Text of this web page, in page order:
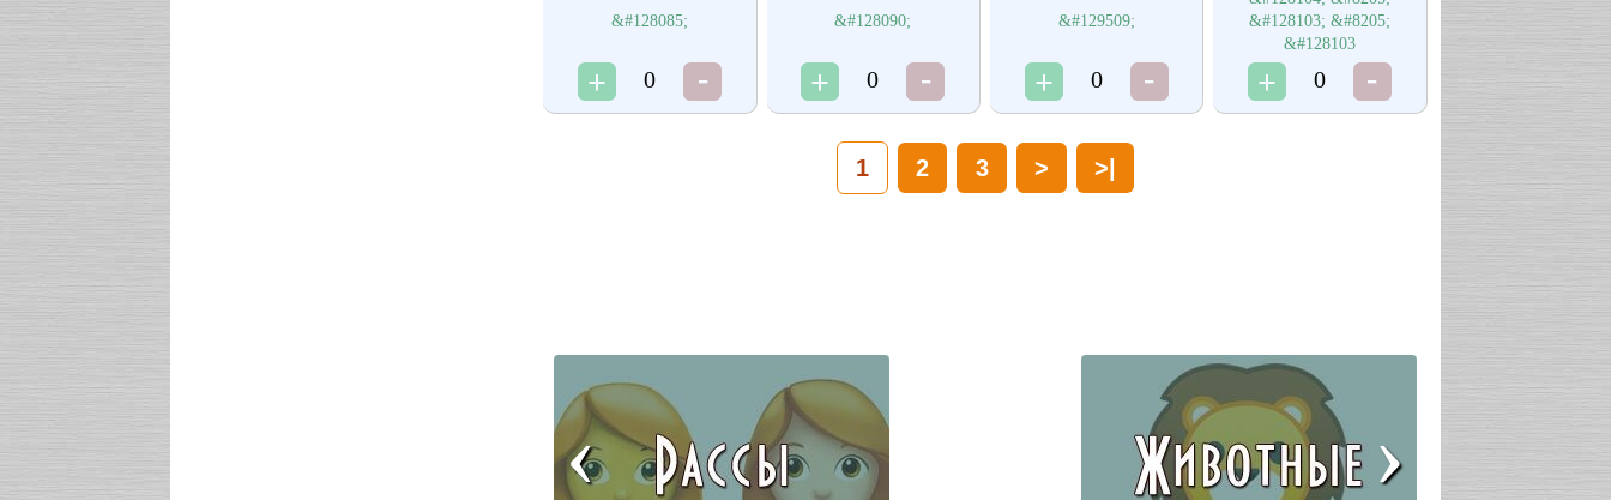
&#128085;
0
&#128090;
0
&#129509;
0
&#128103; &#8205;
&#128103
0
1 2 3 > >|